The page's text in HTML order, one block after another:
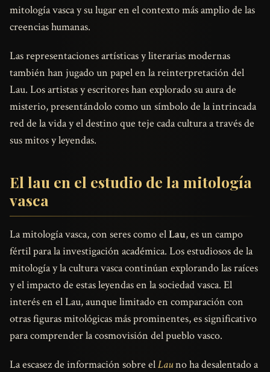
mitología vasca y su lugar en el contexto más amplio de las
creencias humanas.
Las representaciones artísticas y literarias modernas
también han jugado un papel en la reinterpretación del
Lau. Los artistas y escritores han explorado su aura de
misterio, presentándolo como un símbolo de la intrincada
red de la vida y el destino que teje cada cultura a través de
sus mitos y leyendas.
El lau en el estudio de la mitología
vasca
La mitología vasca, con seres como elLau, es un campo
fértil para la investigación académica. Los estudiosos de la
mitología y la cultura vasca continúan explorando las raíces
y el impacto de estas leyendas en la sociedad vasca. El
interés en el Lau, aunque limitado en comparación con
otras figuras mitológicas más prominentes, es significativo
para comprender la cosmovisión del pueblo vasco.
La escasez de información sobre elLauno ha desalentado a